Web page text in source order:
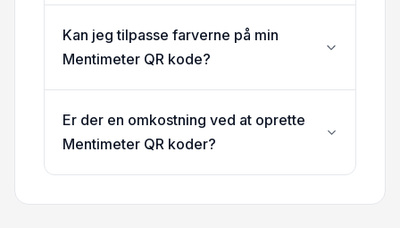
Kan jeg tilpasse farverne på min
Mentimeter QR kode?
Er der en omkostning ved at oprette
Mentimeter QR koder?